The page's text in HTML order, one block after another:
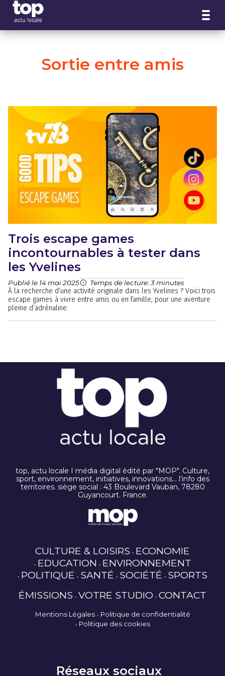
Sortie entre amis
Trois escape games
incontournables à tester dans
les Yvelines
Publié le 14 mai 2025 Temps de lecture: 3 minutes
À la recherche d’une activité originale dans les Yvelines ? Voici trois
escape games à vivre entre amis ou en famille, pour une aventure
pleine d’adrénaline.
top, actu locale I média digital édité par "MOP". Culture,
sport, environnement, initiatives, innovations… l’info des
territoires. siège social : 43 Boulevard Vauban, 78280
Guyancourt. France.
CULTURE & LOISIRS ECONOMIE
EDUCATION ENVIRONNEMENT
POLITIQUE SANTÉ SOCIÉTÉ SPORTS
ÉMISSIONS VOTRE STUDIO CONTACT
Mentions Légales
Politique de confidentialité
Politique des cookies
Réseaux sociaux
Panneau de gestion des cookies